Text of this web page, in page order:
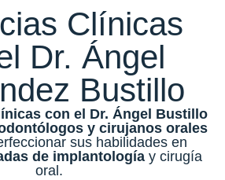
Clínicas
Dr. Ángel
Bustillo
con el Dr. Ángel Bustillo
y cirujanos orales
sus habilidades en
de implantologíay cirugía
oral.